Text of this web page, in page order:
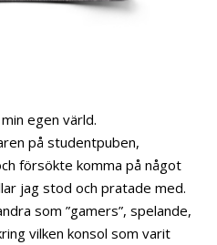
egen värld.
på studentpuben,
försökte komma på något
jag stod och pratade med.
som ”gamers”, spelande,
vilken konsol som varit